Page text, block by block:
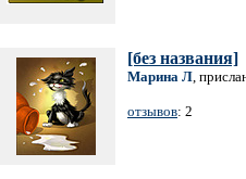
[без названия]
Марина Л,
отзывов: 2